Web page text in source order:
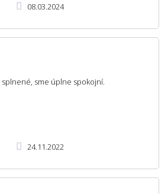
08.03.2024
splnené, sme úplne spokojní.
24.11.2022